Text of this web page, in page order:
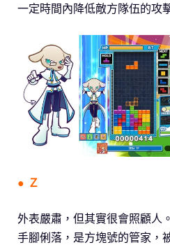
一定時間內降低敵方隊伍的攻
● Ｚ
外表嚴肅，但其實很會照顧人。
手腳俐落，是方塊號的管家，